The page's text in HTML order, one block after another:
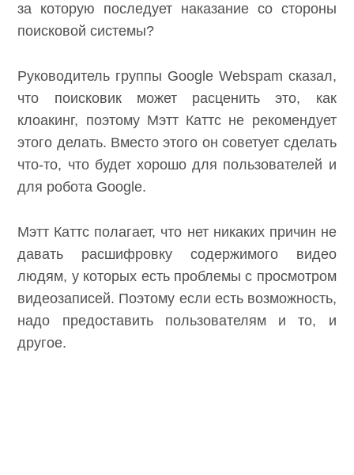
за которую последует наказание со стороны
поисковой системы?
Руководитель группы Google Webspam сказал,
что поисковик может расценить это, как
клоакинг, поэтому Мэтт Каттс не рекомендует
этого делать. Вместо этого он советует сделать
что-то, что будет хорошо для пользователей и
для робота Google.
Мэтт Каттс полагает, что нет никаких причин не
давать расшифровку содержимого видео
людям, у которых есть проблемы с просмотром
видеозаписей. Поэтому если есть возможность,
надо предоставить пользователям и то, и
другое.